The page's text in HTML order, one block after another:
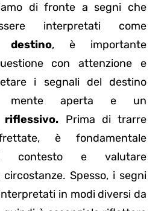
di fronte a segni che
interpretati come
destino, è importante
con attenzione e
i segnali del destino
mente aperta e un
riflessivo. Prima di trarre
è fondamentale
contesto e valutare
Spesso, i segni
in modi diversi da